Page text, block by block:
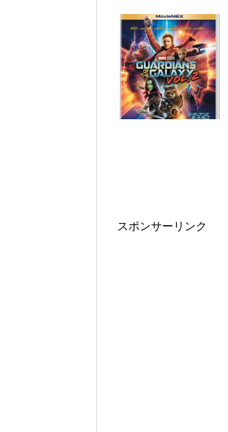
スポンサーリンク